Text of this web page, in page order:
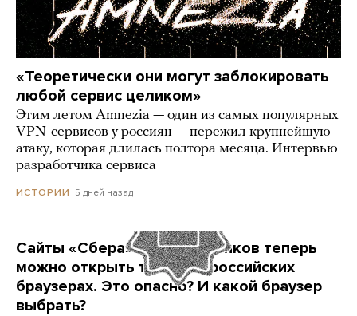
«Теоретически они могут заблокировать
любой сервис целиком»
Этим летом Amnezia — один из самых популярных
VPN-сервисов у россиян — пережил крупнейшую
атаку, которая длилась полтора месяца. Интервью
разработчика сервиса
ИСТОРИИ 5 дней назад
Сайты «Сбера» и других банков теперь
можно открыть только в российских
браузерах. Это опасно? И какой браузер
выбрать?